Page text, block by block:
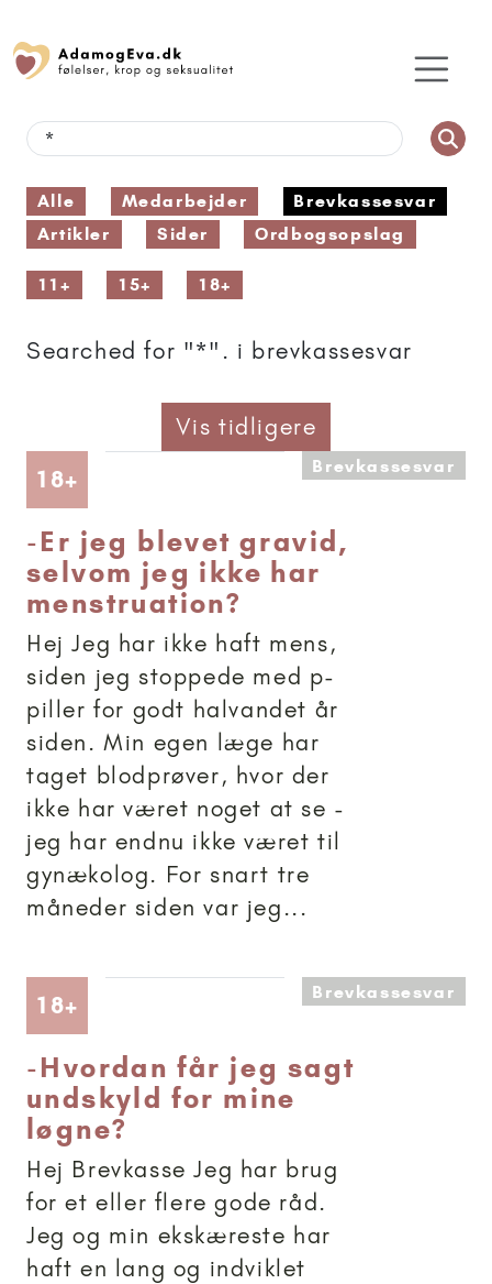
Alle Medarbejder
Brevkassesvar
Artikler
Sider Ordbogsopslag
11+ 15+ 18+
Searched for "*". i brevkassesvar
Vis tidligere
18+ Artikler anbefalet til 18+Brevkassesvar
-Er jeg blevet gravid,
selvom jeg ikke har
menstruation?
Hej Jeg har ikke haft mens,
siden jeg stoppede med p-
piller for godt halvandet år
siden. Min egen læge har
taget blodprøver, hvor der
ikke har været noget at se -
jeg har endnu ikke været til
gynækolog. For snart tre
måneder siden var jeg...
18+ Artikler anbefalet til 18+Brevkassesvar
-Hvordan får jeg sagt
undskyld for mine
løgne?
Hej Brevkasse Jeg har brug
for et eller flere gode råd.
Jeg og min ekskæreste har
haft en lang og indviklet